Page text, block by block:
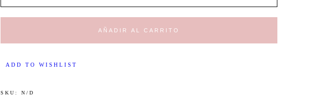
AÑADIR AL CARRITO
ADD TO WISHLIST
SKU: N/D